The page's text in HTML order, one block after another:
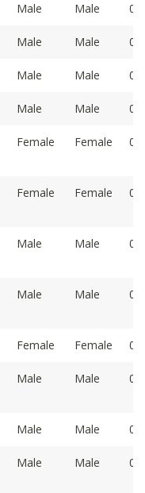
Male Male
Male Male
Male Male
Male Male
Female Female
Female Female
Male Male
Male Male
Female Female
Male Male
Male Male
Male Male